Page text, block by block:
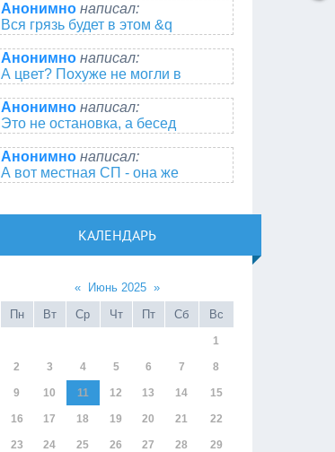
Анонимно написал:
Вся грязь будет в этом &q
Анонимно написал:
А цвет? Похуже не могли в
Анонимно написал:
Это не остановка, а бесед
Анонимно написал:
А вот местная СП - она же
КАЛЕНДАРЬ
« Июнь 2025 »
Пн
Вт Ср Чт Пт Сб Вс
1
2 3 4 5 6 7 8
9 10 11 12 13 14 15
16 17 18 19 20 21 22
23 24 25 26 27 28 29